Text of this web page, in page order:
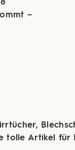
–
tolle Artikel für